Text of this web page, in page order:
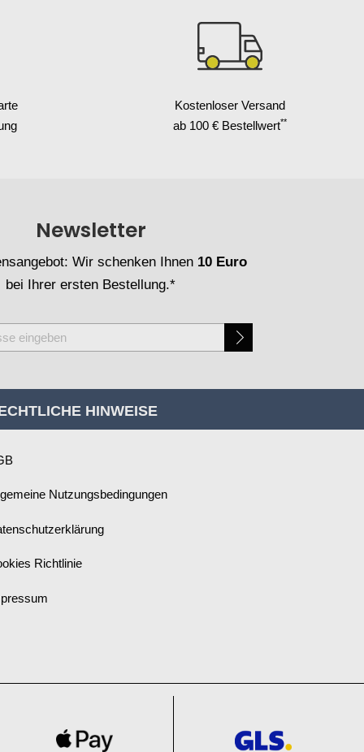
Kostenloser Versand
ab 100 € Bestellwert**
Newsletter
Wir schenken Ihnen 10 Euro
bei Ihrer ersten Bestellung.*
HINWEISE
Nutzungsbedingungen
Richtlinie